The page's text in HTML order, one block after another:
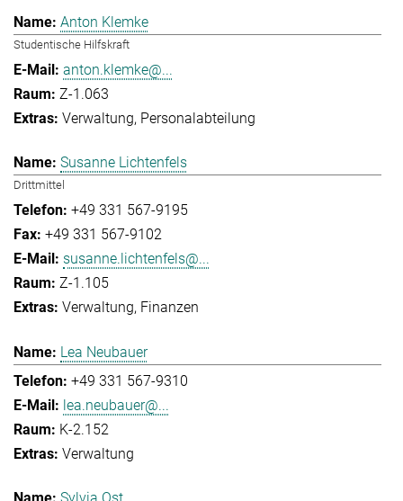
Anton Klemke
Studentische Hilfskraft
anton.klemke@...
Z-1.063
Verwaltung Personalabteilung
Susanne Lichtenfels
Drittmittel
+49 331 567-9195
+49 331 567-9102
susanne.lichtenfels@...
Z-1.105
Verwaltung Finanzen
Lea Neubauer
+49 331 567-9310
lea.neubauer@...
K-2.152
Verwaltung